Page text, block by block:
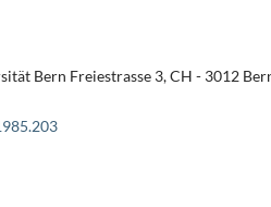
Bern Freiestrasse 3, CH - 3012